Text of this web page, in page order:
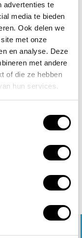
advertenties te
media te bieden
Ook delen we
met onze
en analyse. Deze
met andere
of die ze hebben
hun services.